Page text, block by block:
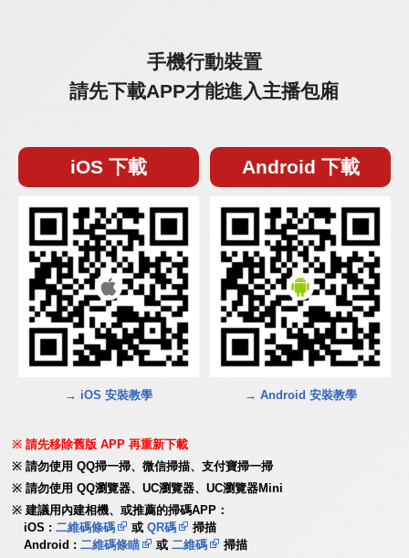
手機行動裝置
請先下載APP才能進入主播包廂
iOS 下載
→ iOS 安裝教學
Android 下載
→ Android 安裝教學
請先移除舊版 APP 再重新下載
請勿使用 QQ掃一掃、微信掃描、支付寶掃一掃
請勿使用 QQ瀏覽器、UC瀏覽器、UC瀏覽器Mini
建議用內建相機、或推薦的掃碼APP：
iOS :二維碼條碼 或QR碼
掃描
Android :二維碼條瞄 或二維碼
掃描